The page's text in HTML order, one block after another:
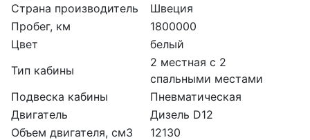
Страна производитель
Швеция
Пробег, км
1800000
Цвет
белый
Тип кабины
2 местная с 2
спальными местами
Подвеска кабины
Пневматическая
Двигатель
Дизель D12
Объем двигателя, см3
12130